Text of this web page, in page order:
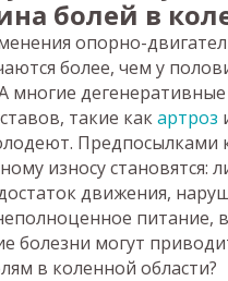
болей в
опорно-
более, чем у
многие дегенеративные
такие какартроз
Предпосылками
износу становятся:
движения,
питание,
болезни могут
в коленной области?